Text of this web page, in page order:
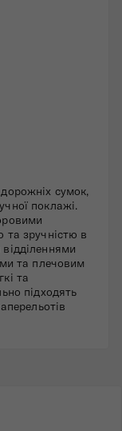
сумок,
поклажі.
та зручністю в
та плечовим
та
підходять